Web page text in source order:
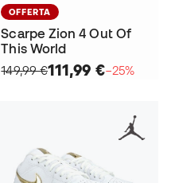
OFFERTA
Scarpe Zion 4 Out Of
This World
149,99 €111,99 €−25%